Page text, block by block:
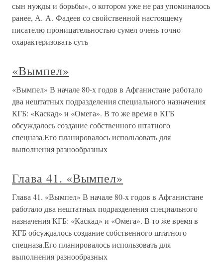
сын нужды и борьбы», о котором уже не раз упоминалось
ранее, А. А. Фадеев со свойственной настоящему
писателю проницательностью сумел очень точно
охарактеризовать суть
«Вымпел»
«Вымпел» В начале 80-х годов в Афганистане работало
два нештатных подразделения специального назначения
КГБ: «Каскад» и «Омега». В то же время в КГБ
обсуждалось создание собственного штатного
спецназа.Его планировалось использовать для
выполнения разнообразных
Глава 41. «Вымпел»
Глава 41. «Вымпел» В начале 80-х годов в Афганистане
работало два нештатных подразделения специального
назначения КГБ: «Каскад» и «Омега». В то же время в
КГБ обсуждалось создание собственного штатного
спецназа.Его планировалось использовать для
выполнения разнообразных